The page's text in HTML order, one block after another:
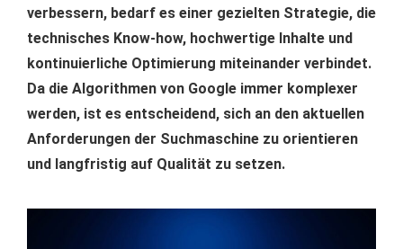
verbessern, bedarf es einer gezielten Strategie, die
technisches Know-how, hochwertige Inhalte und
kontinuierliche Optimierung miteinander verbindet.
Da die Algorithmen von Google immer komplexer
werden, ist es entscheidend, sich an den aktuellen
Anforderungen der Suchmaschine zu orientieren
und langfristig auf Qualität zu setzen.